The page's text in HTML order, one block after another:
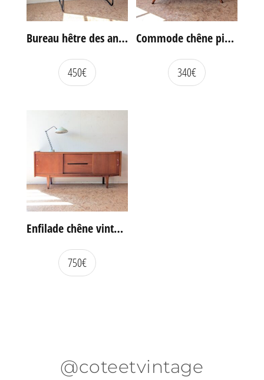
Bureau hêtre des années 60
450€
Commode chêne pieds compas vintage
340€
Enfilade chêne vintage portes coulissantes
750€
@coteetvintage